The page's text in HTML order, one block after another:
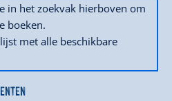
in het zoekvak hierboven om
boeken.
met alle beschikbare